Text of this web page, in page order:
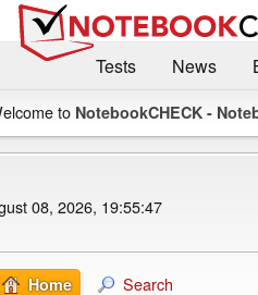
Tests
News
to NotebookCHECK -
08, 2026, 19:55:47
Home Search